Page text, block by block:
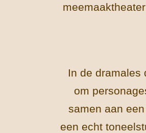
In de dramales
om
samen aan
een echt